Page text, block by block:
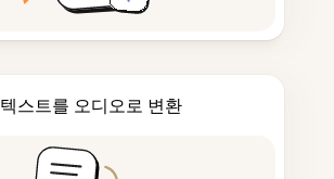
텍스트를 오디오로 변환